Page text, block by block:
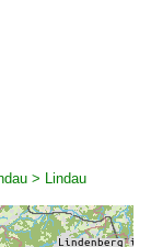
> Lindau